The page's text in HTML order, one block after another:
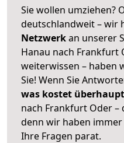
Sie wollen umziehen?
deutschlandweit – wir
Netzwerkan unserer
Hanau nach Frankfurt
weiterwissen – haben
Sie! Wenn Sie
was kostet
nach Frankfurt Oder –
denn wir haben
Ihre Fragen parat.